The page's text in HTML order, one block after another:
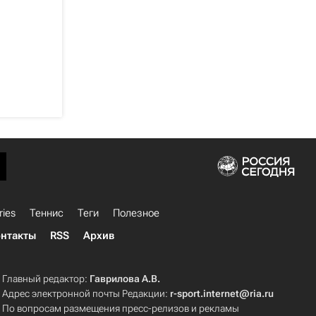
Теннис Теги
Полезное
RSS Архив
Главный редактор: Гаврилова А.В.
Адрес электронной почты Редакции: r-sport.internet@ria.ru
По вопросам размещения пресс-релизов и рекламы